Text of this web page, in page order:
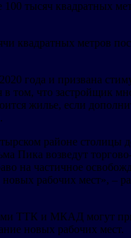
100 тысяч
метров
года и призвана
что застройщик
жилье, если
районе столицы
Пика возведут
на частичное
рабочих мест»,
ТТК и МКАД могут
новых рабочих мест.